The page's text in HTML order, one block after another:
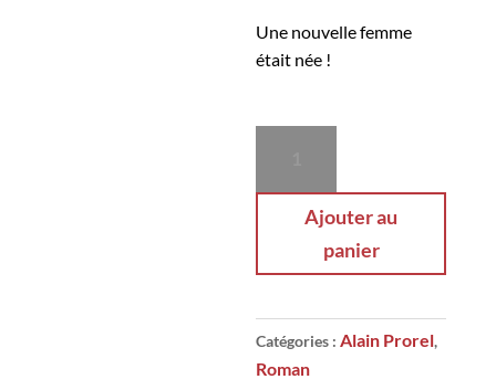
Une nouvelle femme
était née !
Rendez-
rond-
Ajouter au
panier
Catégories :Alain Prorel,
Roman